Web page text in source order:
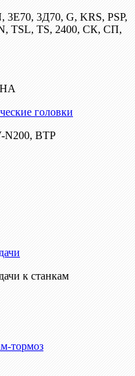
3Д70, G, KRS, PSP,
TSL, TS, 2400, СК, СП,
головки
N200, ВТР
к станкам
тормоз